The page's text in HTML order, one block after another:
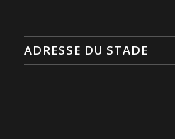
ADRESSE DU STADE